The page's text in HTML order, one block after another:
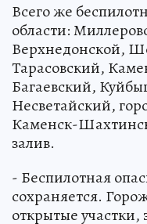
Всего же
области:
Верхнедонской,
Тарасовский,
Багаевский,
Несветайский,
Каменск-
залив.
- Беспилотная
сохраняется.
открытые